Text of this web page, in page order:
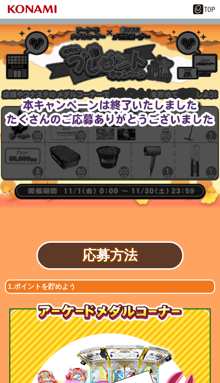
応募方法
1.ポイントを貯めよう